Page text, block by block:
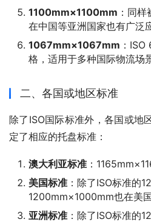
1100mm×1100mm ：同
在中国等亚洲国家也有广泛
1067mm×1067mm ：
格，适用于多种国际物流场
二、各国或地区标准
除了ISO国际标准外，各国或地
定了相应的托盘标准：
澳大利亚标准 ：
美国标准 ：除了ISO标准的
1200mm×1000mm也在美国
亚洲标准 ：除了ISO标准的